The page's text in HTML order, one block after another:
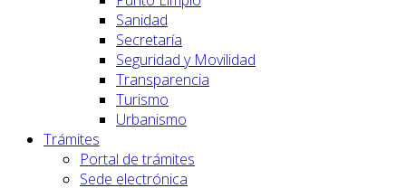
Sanidad
Secretaría
Seguridad y Movilidad
Transparencia
Turismo
Urbanismo
Trámites
Portal de trámites
Sede electrónica